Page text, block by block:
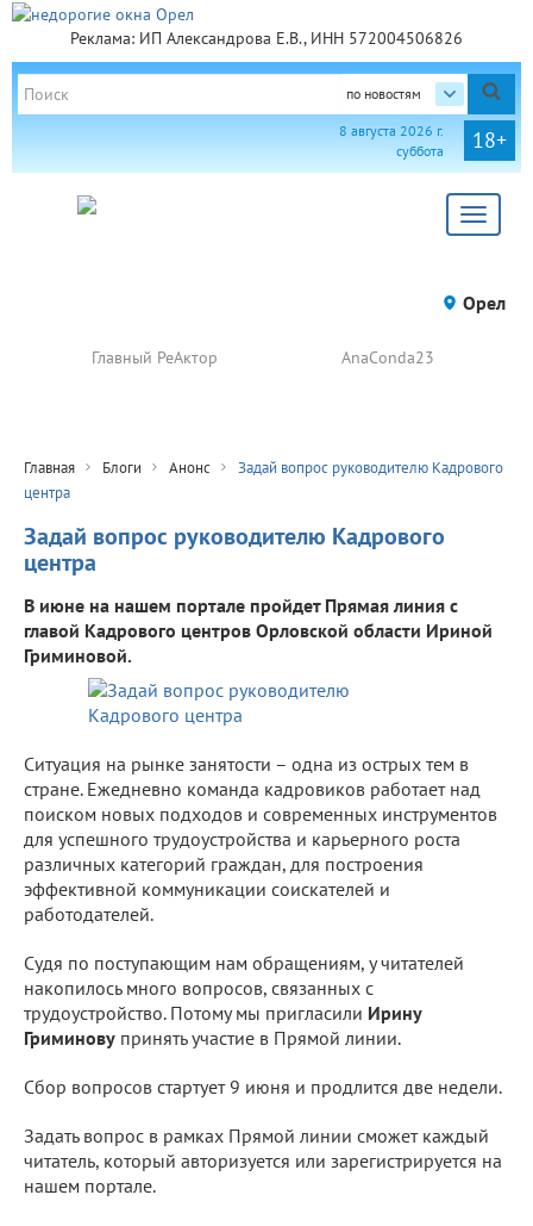
Реклама: ИП Александрова Е.В., ИНН 572004506826
по новостям
18+
8 августа 2026 г.
суббота
Toggle
Орел
Главный РеАктор AnaConda23
Главная Блоги Анонс
Задай вопрос руководителю Кадрового
центра
Задай вопрос руководителю Кадрового
центра
В июне на нашем портале пройдет Прямая линия с
главой Кадрового центров Орловской области Ириной
Гриминовой.
Ситуация на рынке занятости – одна из острых тем в
стране. Ежедневно команда кадровиков работает над
поиском новых подходов и современных инструментов
для успешного трудоустройства и карьерного роста
различных категорий граждан, для построения
эффективной коммуникации соискателей и
работодателей.
Судя по поступающим нам обращениям, у читателей
накопилось много вопросов, связанных с
трудоустройство. Потому мы пригласили Ирину
Гриминову принять участие в Прямой линии.
Сбор вопросов стартует 9 июня и продлится две недели.
Задать вопрос в рамках Прямой линии сможет каждый
читатель, который авторизуется или зарегистрируется на
нашем портале.